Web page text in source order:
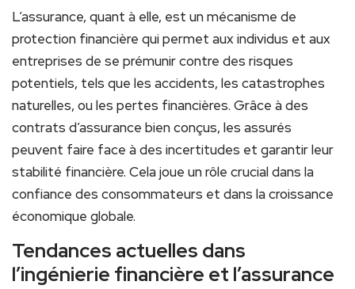
L’assurance, quant à elle,⁣ est un mécanisme de
protection financière ⁢qui permet aux individus​ et‌ aux
entreprises de⁢ se ​prémunir contre des risques
⁤potentiels, tels ‌que les accidents, les catastrophes
naturelles, ou les pertes financières. Grâce à des
contrats d’assurance bien conçus, les assurés
peuvent faire face ​à des⁣ incertitudes et garantir leur
stabilité​ financière. Cela joue un rôle crucial dans‍ la
confiance ⁢des consommateurs et dans la croissance
‌économique globale.
Tendances actuelles⁤ dans
l’ingénierie financière et l’assurance